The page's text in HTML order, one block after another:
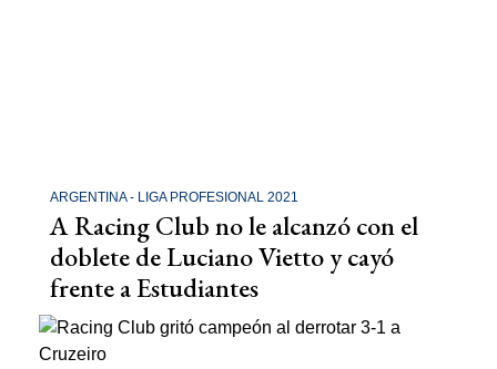
ARGENTINA - LIGA PROFESIONAL 2021
A Racing Club no le alcanzó con el
doblete de Luciano Vietto y cayó
frente a Estudiantes